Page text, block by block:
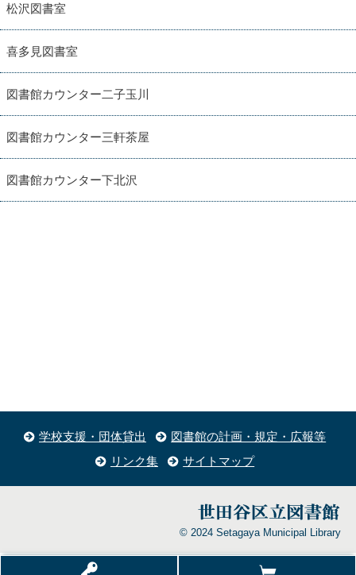
松沢図書室
喜多見図書室
図書館カウンター二子玉川
図書館カウンター三軒茶屋
図書館カウンター下北沢
学校支援・団体貸出
図書館の計画・規定・広報等
リンク集
サイトマップ
© 2024 Setagaya Municipal Library